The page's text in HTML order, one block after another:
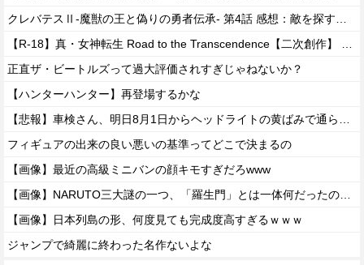
正直ザ・ビートルズって過大評価されすぎじゃねないか？
【ハンターハンター】再登場するかな
フィギュアの出来の良い悪いの基準ってどこで決まるの
【画像】最近の高級ミニバンの顔キモすぎだろwww
【画像】日本列島の形、何度見ても完成度高すぎるｗｗｗ
ジャンプで綺麗に終わった名作ないよな